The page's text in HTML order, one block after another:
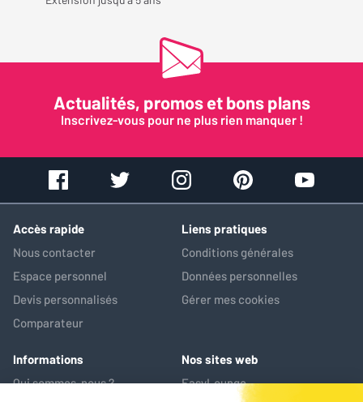
Actualités, promos et bons plans
Inscrivez-vous pour ne plus rien manquer !
Accès rapide
Nous contacter
Espace personnel
Devis personnalisés
Comparateur
Liens pratiques
Conditions générales
Données personnelles
Gérer mes cookies
Informations
Qui sommes-nous ?
Nos sites web
EasyLounge